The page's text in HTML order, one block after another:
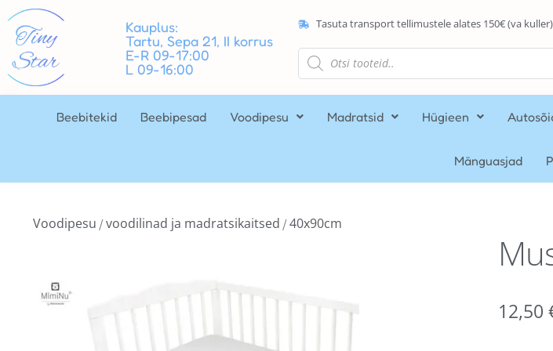
Kauplus:
Tartu, Sepa 21, II korrus
E-R 09-17:00
L 09-16:00
Tasuta transport tellimustele alates 150€ (va kuller)
Beebitekid Beebipesad Voodipesu Madratsid Hügieen
Mänguasjad
Voodipesu /voodilinad ja madratsikaitsed /40x90cm
12,50